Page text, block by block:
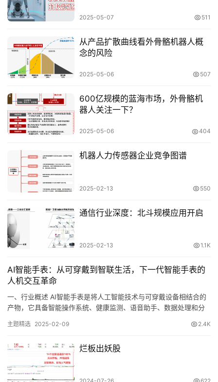
投
门
战
策
略
典
主
题
选
财
经
航
登录
2025-05-07 511
从产品扩散曲线看外骨骼机器人概
念的风险
2025-05-06 507
600亿规模的蓝海市场，外骨骼机
器人关注一下？
2025-05-06 404
机器人力传感器企业竞争图谱
2025-02-13 550
通信行业深度：北斗规模应用开启
2025-02-13 1.1K
AI智能手表：从可穿戴到智联生活，下一代智能手表的
人机交互革命
一、行业概述 AI智能手表是将人工智能技术与可穿戴设备相结合的
产物，它具备智能操作系统、健康监测、语音助手、数据处理和分
上，通过传感器与集成电路的改造，能够独立实现运行第三方
其他终端进行数据交互，如收发微信消息、移动支付等。 二、行业
主题精选 2025-02-09 2.4K
烂板出妖股